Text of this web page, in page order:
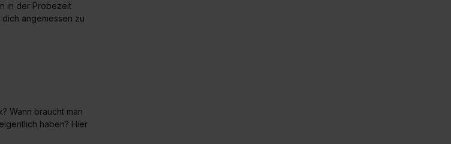
in der Probezeit
angemessen zu
Wann braucht man
haben? Hier